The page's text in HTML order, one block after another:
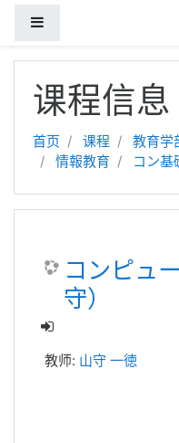
课程信息
首页 课程 教育学
情報教育
コン基
コンピュ
守）
教师: 山守 一徳